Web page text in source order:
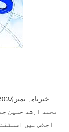
محمد ارشد حسین
اجلاس میں